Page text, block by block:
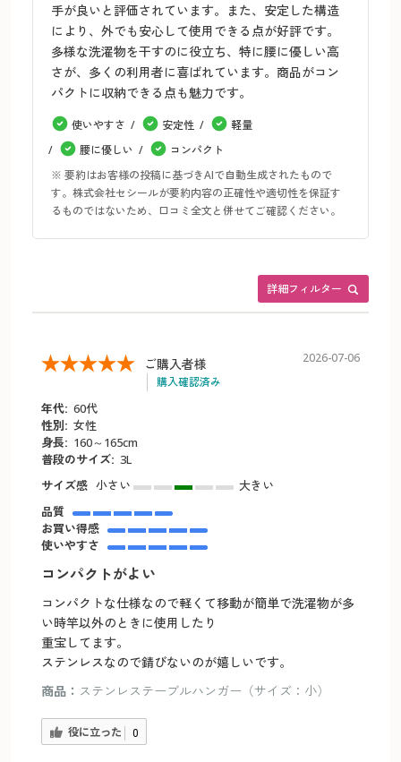
手が良いと評価されています。また、安定した構造
により、外でも安心して使用できる点が好評です。
多様な洗濯物を干すのに役立ち、特に腰に優しい高
さが、多くの利用者に喜ばれています。商品がコン
パクトに収納できる点も魅力です。
使いやすさ 安定性
軽量
腰に優しい
コンパクト
※ 要約はお客様の投稿に基づきAIで自動生成されたもので
す。株式会社セシールが要約内容の正確性や適切性を保証す
るものではないため、口コミ全文と併せてご確認ください。
詳細フィルター
ご購入者様
購入確認済み
2026-07-06
年代: 60代
性別: 女性
身長: 160～165cm
普段のサイズ: 3L
サイズ感 小さい
大きい
品質
お買い得感
使いやすさ
コンパクトがよい
コンパクトな仕様なので軽くて移動が簡単で洗濯物が多
い時竿以外のときに使用したり
重宝してます。
ステンレスなので錆びないのが嬉しいです。
商品： ステンレステーブルハンガー（サイズ：小）
役に立った 0